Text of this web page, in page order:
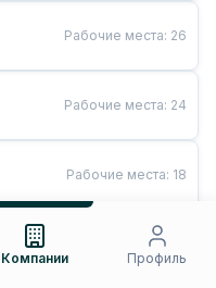
Рабочие места: 26
Рабочие места: 24
Рабочие места: 18
Рабочие места
Компании Профиль